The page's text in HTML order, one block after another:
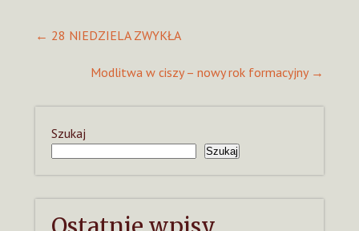
navigation
← 28 NIEDZIELA ZWYKŁA
Modlitwa w ciszy – nowy rok formacyjny →
Szukaj
Szukaj